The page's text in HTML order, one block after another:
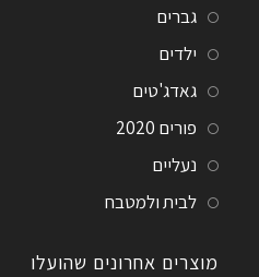
גברים
ילדים
גאדג'טים
פורים 2020
נעליים
לבית ולמטבח
מוצרים אחרונים שהועלו